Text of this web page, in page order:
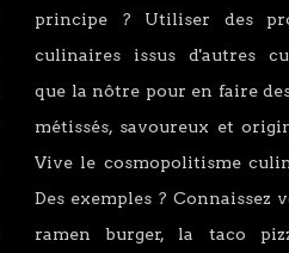
principe ? Utiliser des
culinaires issus d'autres
que la nôtre pour en faire
métissés, savoureux et
Vive le cosmopolitisme
Des exemples ? Connaissez
ramen burger, la taco